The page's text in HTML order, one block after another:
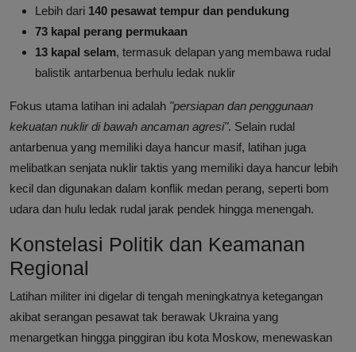
Lebih dari 140 pesawat tempur dan pendukung
73 kapal perang permukaan
13 kapal selam, termasuk delapan yang membawa rudal
balistik antarbenua berhulu ledak nuklir
Fokus utama latihan ini adalah "persiapan dan penggunaan
kekuatan nuklir di bawah ancaman agresi". Selain rudal
antarbenua yang memiliki daya hancur masif, latihan juga
melibatkan senjata nuklir taktis yang memiliki daya hancur lebih
kecil dan digunakan dalam konflik medan perang, seperti bom
udara dan hulu ledak rudal jarak pendek hingga menengah.
Konstelasi Politik dan Keamanan
Regional
Latihan militer ini digelar di tengah meningkatnya ketegangan
akibat serangan pesawat tak berawak Ukraina yang
menargetkan hingga pinggiran ibu kota Moskow, menewaskan